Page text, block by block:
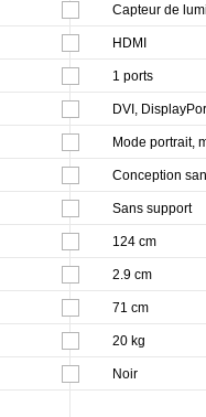
Capteur de
HDMI
1 ports
DVI,
Mode portrait,
Conception
Sans support
124 cm
2.9 cm
71 cm
20 kg
Noir